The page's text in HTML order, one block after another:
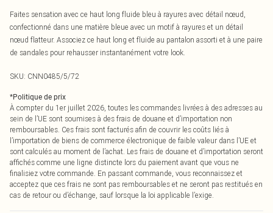
Faites sensation avec ce haut long fluide bleu à rayures avec détail nœud,
confectionné dans une matière bleue avec un motif à rayures et un détail
nœud flatteur. Associez ce haut long et fluide au pantalon assorti et à une paire
de sandales pour rehausser instantanément votre look.
SKU: CNN0485/5/72
*Politique de prix
À compter du 1er juillet 2026, toutes les commandes livrées à des adresses au
sein de l’UE sont soumises à des frais de douane et d’importation non
remboursables. Ces frais sont facturés afin de couvrir les coûts liés à
l’importation de biens de commerce électronique de faible valeur dans l’UE et
sont calculés au moment de l’achat. Les frais de douane et d’importation seront
affichés comme une ligne distincte lors du paiement avant que vous ne
finalisiez votre commande. En passant commande, vous reconnaissez et
acceptez que ces frais ne sont pas remboursables et ne seront pas restitués en
cas de retour ou d’échange, sauf lorsque la loi applicable l’exige.